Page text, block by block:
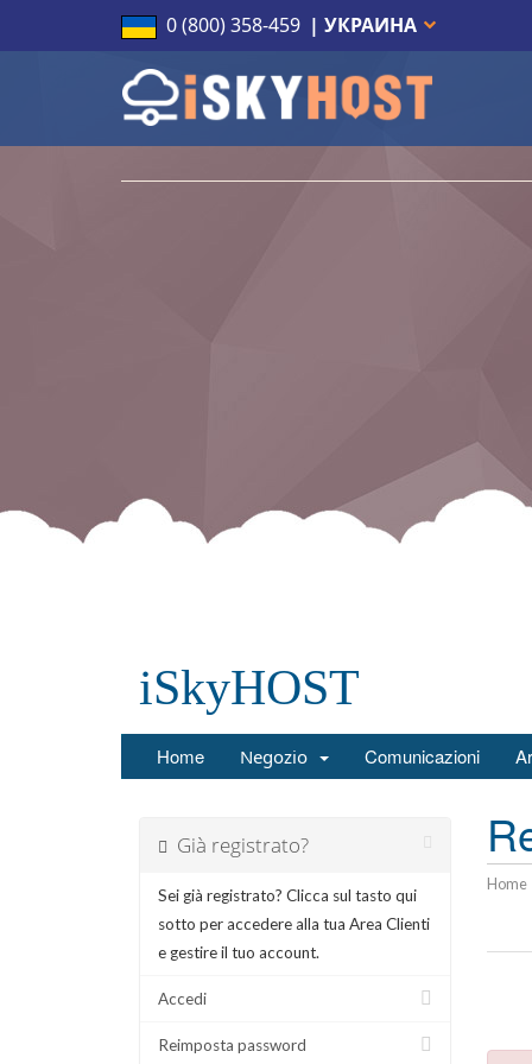
0 (800) 358-459 | УКРАИНА
iSkyHOST
Home Negozio Comunicazioni
Home
Già registrato?
Sei già registrato? Clicca sul tasto qui
sotto per accedere alla tua Area Clienti
e gestire il tuo account.
Accedi
Reimposta password